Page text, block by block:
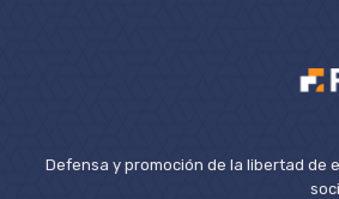
Defensa y promoción de la libertad de